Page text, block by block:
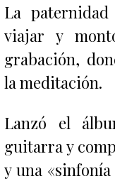
La
viajar y
grabación,
la meditación.
Lanzó el
guitarra y
y una